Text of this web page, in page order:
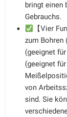
bringt einen
Gebrauchs.
【Vier
zum Bohren
(geeignet
(geeignet
von
sind. Sie